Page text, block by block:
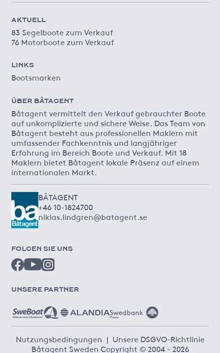
AKTUELL
83 Segelboote zum Verkauf
76 Motorboote zum Verkauf
LINKS
Bootsmarken
ÜBER BÅTAGENT
Båtagent vermittelt den Verkauf gebrauchter Boote
auf unkomplizierte und sichere Weise. Das Team von
Båtagent besteht aus professionellen Maklern mit
umfassender Fachkenntnis und langjähriger
Erfahrung im Bereich Boote und Verkauf. Mit 18
Maklern bietet Båtagent lokale Präsenz auf einem
internationalen Markt.
BÅTAGENT
+46 10-1824700
niklas.lindgren@batagent.se
FOLGEN SIE UNS
UNSERE PARTNER
Nutzungsbedingungen | Unsere DSGVO-Richtlinie
Båtagent Sweden Copyright © 2004 - 2026